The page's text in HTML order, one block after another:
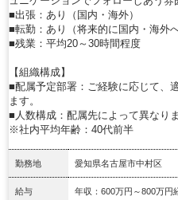
■出張：あり（国内・海外）
■転勤：あり（将来的に国内・海外
■残業：平均20～30時間程度
【組織構成】
■配属予定部署：ご経験に応じて、
ます。
■人数構成：配属先によって異なり
※社内平均年齢：40代前半
勤務地 愛知県名古屋市中村区
給与 年収：600万円～800万円